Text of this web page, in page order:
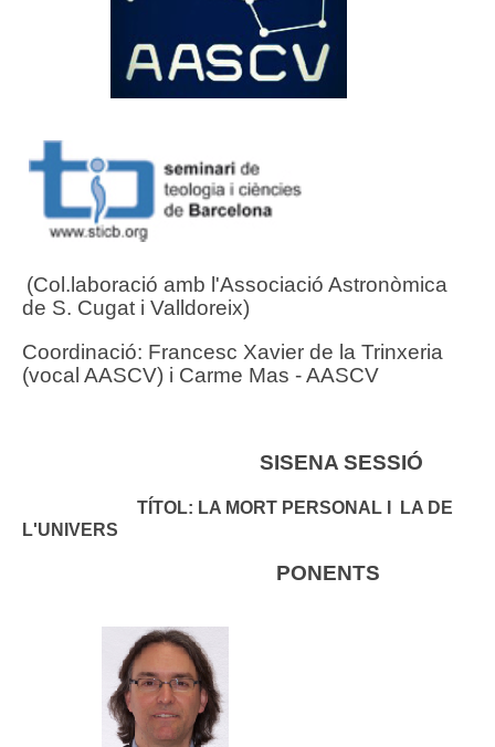
(Col.laboració amb l'Associació Astronòmica
de S. Cugat i Valldoreix)
Coordinació: Francesc Xavier de la Trinxeria
(vocal AASCV) i Carme Mas - AASCV
SISENA SESSIÓ
TÍTOL: LA MORT PERSONAL I LA DE
L'UNIVERS
PONENTS